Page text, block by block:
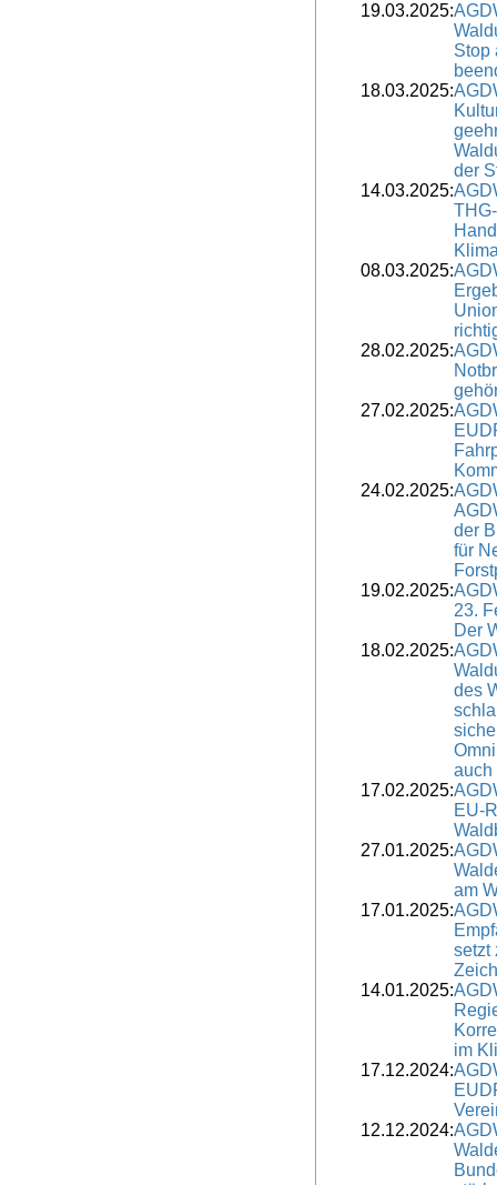
19.03.2025:
Stop
18.03.2025:
der
14.03.2025:
08.03.2025:
28.02.2025:
27.02.2025:
24.02.2025:
der
für
19.02.2025:
23.
Der
18.02.2025:
des
auch
17.02.2025:
EU-
27.01.2025:
am
17.01.2025:
setzt
14.01.2025:
im
17.12.2024:
12.12.2024: